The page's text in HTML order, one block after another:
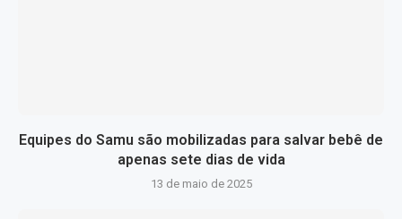
Equipes do Samu são mobilizadas para salvar bebê de
apenas sete dias de vida
13 de maio de 2025